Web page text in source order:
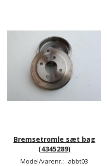
Bremsetromle sæt bag
(4345289)
Model/varenr.: abbt03